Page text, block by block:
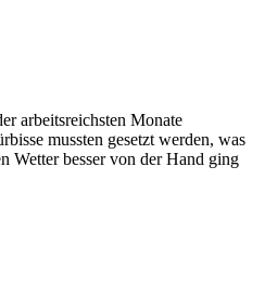
arbeitsreichsten Monate
mussten gesetzt werden, was
Wetter besser von der Hand ging